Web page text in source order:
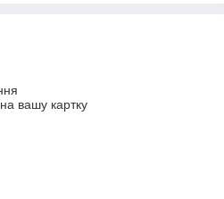
вашу картку